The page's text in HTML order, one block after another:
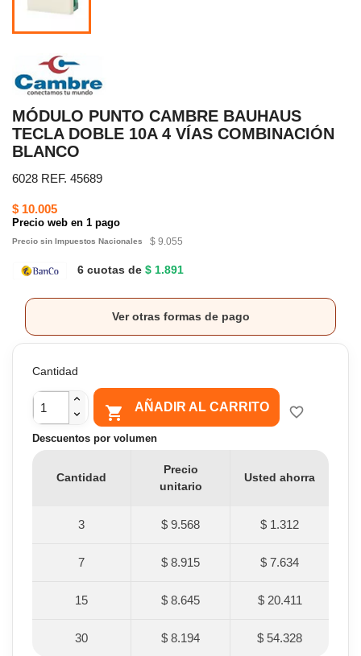
MÓDULO PUNTO CAMBRE BAUHAUS
TECLA DOBLE 10A 4 VÍAS COMBINACIÓN
BLANCO
6028 REF. 45689
$ 10.005
Precio web en 1 pago
Precio sin Impuestos Nacionales $ 9.055
6 cuotas de $ 1.891
Ver otras formas de pago
Cantidad
 AÑADIR AL CARRITO favorite_border
Descuentos por volumen
Cantidad
Precio
unitario
Usted ahorra
3 $ 9.568 $ 1.312
7 $ 8.915 $ 7.634
15 $ 8.645 $ 20.411
30 $ 8.194 $ 54.328